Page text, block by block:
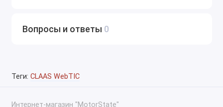
Rollant.
Преимущества использования CLAAS WebTIC Offline
Вопросы и ответы 0
Теги: CLAAS WebTIC
Интернет-магазин "MotorState"